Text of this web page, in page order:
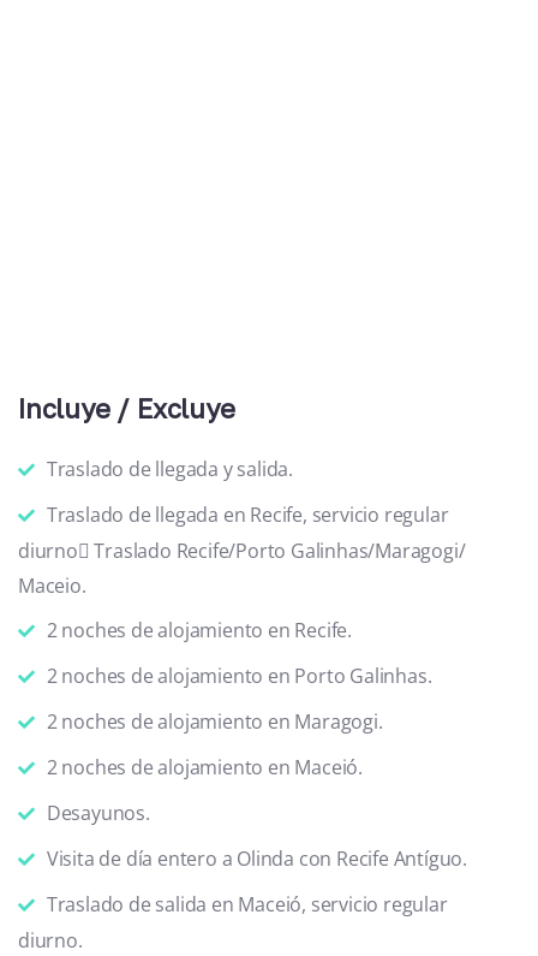
Incluye / Excluye
Traslado de llegada y salida.
Traslado de llegada en Recife, servicio regular
diurno Traslado Recife/Porto Galinhas/Maragogi/
Maceio.
2 noches de alojamiento en Recife.
2 noches de alojamiento en Porto Galinhas.
2 noches de alojamiento en Maragogi.
2 noches de alojamiento en Maceió.
Desayunos.
Visita de día entero a Olinda con Recife Antíguo.
Traslado de salida en Maceió, servicio regular
diurno.